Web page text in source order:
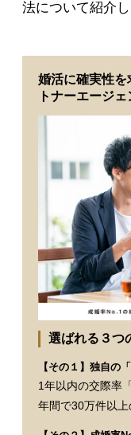
法について紹介し
婚活に確実性を
トナーエージェ
選ばれる３つ
【その１】独自の
1年以内の交際率
年間で30万件以上